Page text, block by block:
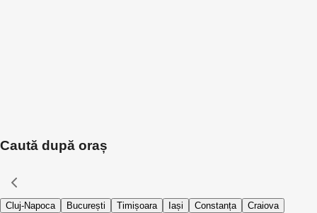
Caută după oraș
Cluj-Napoca București Timișoara Iași Constanța
Craiova